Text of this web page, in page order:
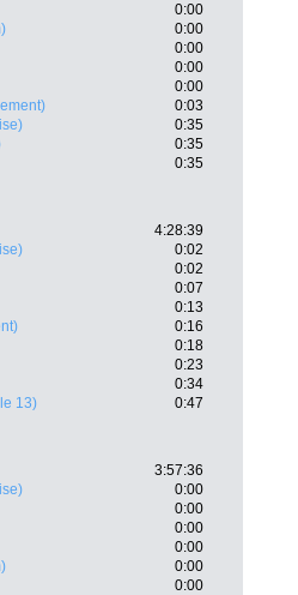
0:00
0:00
0:00
0:00
0:00
0:03
0:35
0:35
0:35
4:28:39
0:02
0:02
0:07
0:13
0:16
0:18
0:23
0:34
13) 0:47
3:57:36
0:00
0:00
0:00
0:00
0:00
0:00